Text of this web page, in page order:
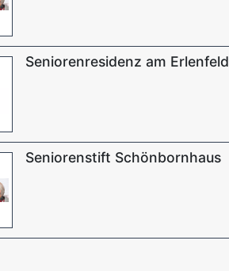
Seniorenresidenz am Erlenfeld
Seniorenstift Schönbornhaus